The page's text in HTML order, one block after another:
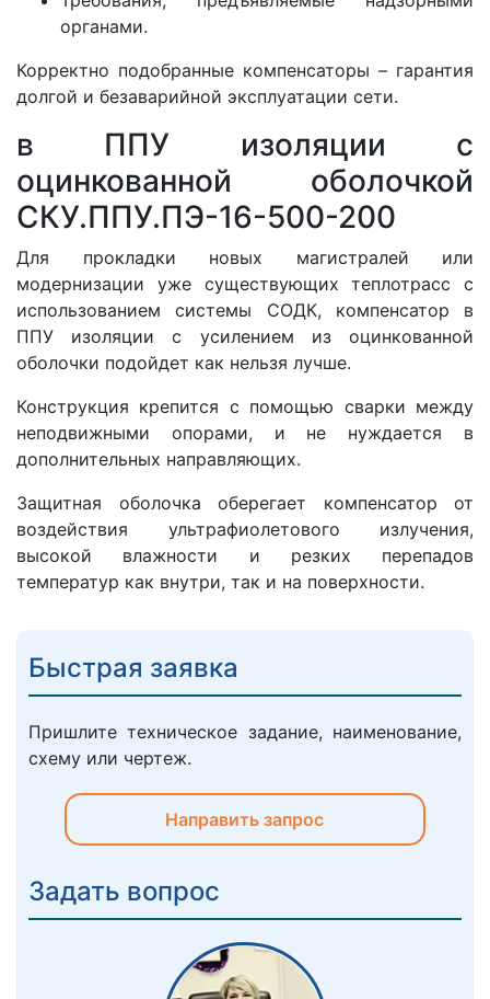
органами.
Корректно подобранные компенсаторы – гарантия
долгой и безаварийной эксплуатации сети.
в ППУ изоляции с
оцинкованной оболочкой
СКУ.ППУ.ПЭ-16-500-200
Для прокладки новых магистралей или
модернизации уже существующих теплотрасс с
использованием системы СОДК, компенсатор в
ППУ изоляции с усилением из оцинкованной
оболочки подойдет как нельзя лучше.
Конструкция крепится с помощью сварки между
неподвижными опорами, и не нуждается в
дополнительных направляющих.
Защитная оболочка оберегает компенсатор от
воздействия ультрафиолетового излучения,
высокой влажности и резких перепадов
температур как внутри, так и на поверхности.
Быстрая заявка
Пришлите техническое задание, наименование,
схему или чертеж.
Направить запрос
Задать вопрос